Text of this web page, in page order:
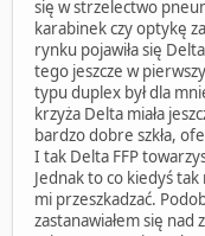
się w strzelectwo
karabinek czy optykę
rynku pojawiła się
tego jeszcze w
typu duplex był dla
krzyża Delta miała
bardzo dobre szkła,
I tak Delta FFP
Jednak to co kiedyś tak
mi przeszkadzać.
zastanawiałem się nad